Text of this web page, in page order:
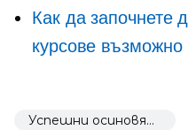
Как да започнете
курсове възможно
Успешни осиновявания